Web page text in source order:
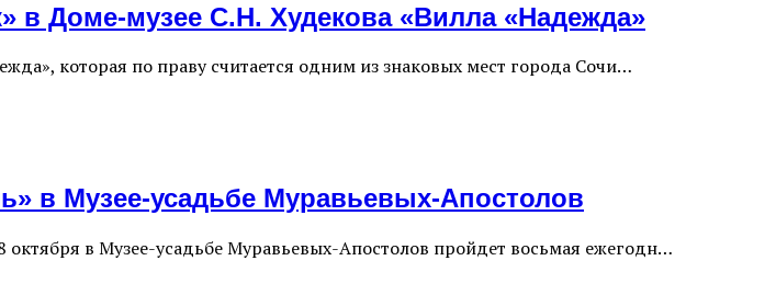
в Доме-музее С.Н. Худекова «Вилла «Надежда»
которая по праву считается одним из знаковых мест города Сочи…
в Музее-усадьбе Муравьевых-Апостолов
в Музее-усадьбе Муравьевых-Апостолов пройдет восьмая ежегодн…